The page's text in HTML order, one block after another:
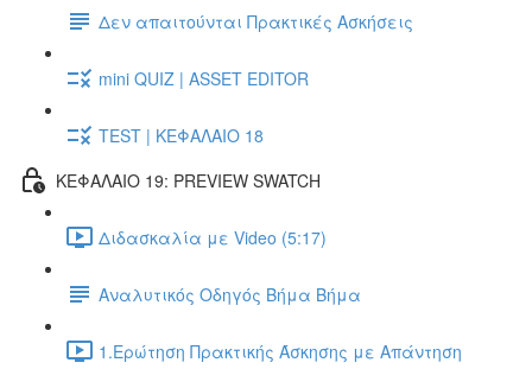
Δεν απαιτούνται Πρακτικές Ασκήσεις
mini QUIZ | ASSET EDITOR
TEST | ΚΕΦΑΛΑΙΟ 18
ΚΕΦΑΛΑΙΟ 19: PREVIEW SWATCH
Διδασκαλία με Video (5:17)
Αναλυτικός Οδηγός Βήμα Βήμα
1.Ερώτηση Πρακτικής Άσκησης με Απάντηση